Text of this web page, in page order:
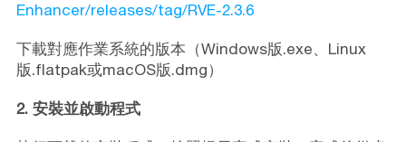
Enhancer/releases/tag/RVE-2.3.6
下載對應作業系統的版本（Windows版.exe、Linux
版.flatpak或macOS版.dmg）
2. 安裝並啟動程式